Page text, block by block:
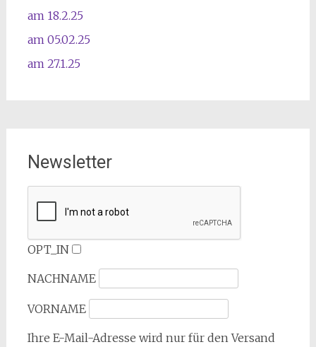
am 18.2.25
am 05.02.25
am 27.1.25
Newsletter
OPT_IN
NACHNAME
VORNAME
Ihre E-Mail-Adresse wird nur für den Versand